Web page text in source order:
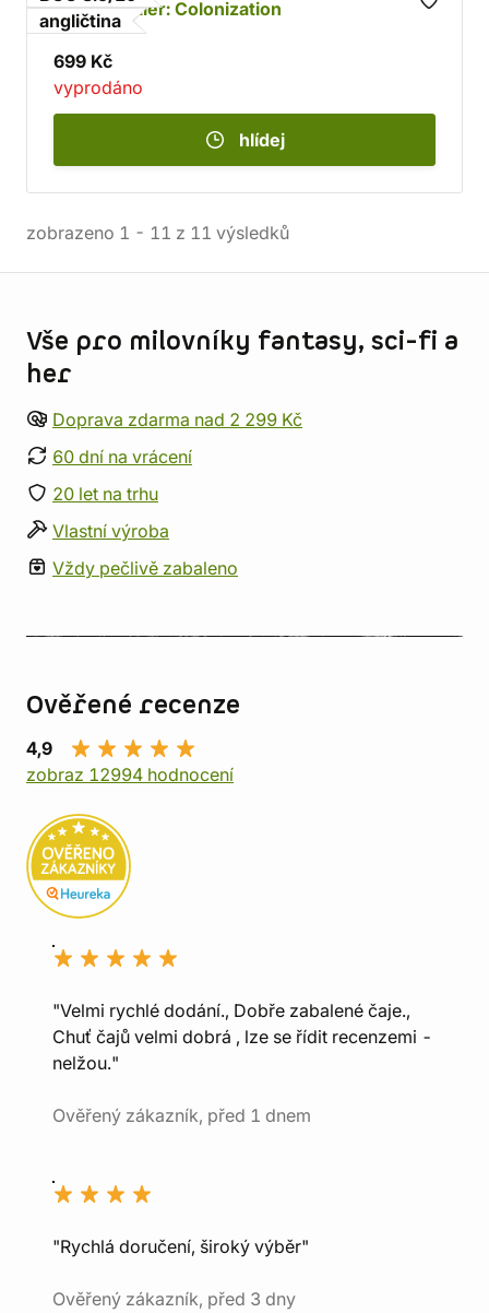
angličtina
High Frontier: Colonization
699 Kč
vyprodáno
hlídej
zobrazeno 1 - 11 z 11 výsledků
Vše pro milovníky fantasy, sci-fi a
her
Doprava zdarma nad 2 299 Kč
60 dní na vrácení
20 let na trhu
Vlastní výroba
Vždy pečlivě zabaleno
Ověřené recenze
4,9
zobraz 12994 hodnocení
"Velmi rychlé dodání., Dobře zabalené čaje.,
Chuť čajů velmi dobrá , lze se řídit recenzemi -
nelžou."
Ověřený zákazník, před 1 dnem
"Rychlá doručení, široký výběr"
Ověřený zákazník, před 3 dny